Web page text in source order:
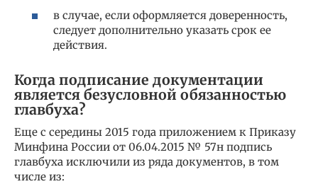
в случае, если оформляется доверенность,
следует дополнительно указать срок ее
действия.
Когда подписание документации
является безусловной обязанностью
главбуха?
Еще с середины 2015 года приложением к Приказу
Минфина России от 06.04.2015 № 57н подпись
главбуха исключили из ряда документов, в том
числе из: